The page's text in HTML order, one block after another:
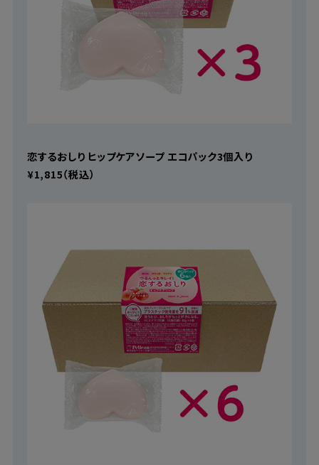
恋するおしり ヒップケアソープ エコパック3個入り
¥1,815（税込）